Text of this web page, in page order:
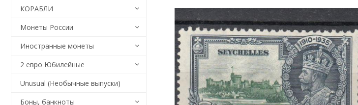
КОРАБЛИ
Монеты России
Иностранные монеты
2 евро Юбилейные
Unusual (Необычные выпуски)
Боны, банкноты